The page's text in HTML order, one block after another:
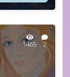
1465 2